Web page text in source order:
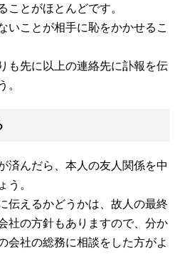
ことがほとんどです。
いことが相手に恥をかかせるこ
も先に以上の連絡先に訃報を伝
。
済んだら、本人の友人関係を中
う。
伝えるかどうかは、故人の最終
社の方針もありますので、分か
会社の総務に相談をした方がよ